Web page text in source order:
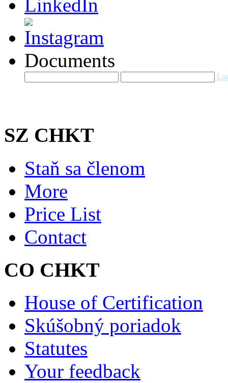
Documents
SZ CHKT
Staň sa členom
More
Price List
Contact
CO CHKT
House of Certification
Skúšobný poriadok
Statutes
Your feedback